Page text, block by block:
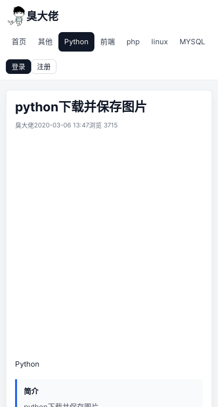
臭大佬
首页 其他 Python 前端 php linux MYSQL
登录 注册
python下载并保存图片
臭大佬2020-03-06 13:47浏览 3715
Python
简介